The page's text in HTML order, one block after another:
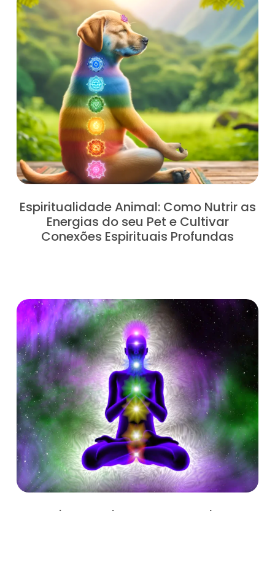
Espiritualidade Animal: Como Nutrir as
Energias do seu Pet e Cultivar
Conexões Espirituais Profundas
Guia Completo para Entender e